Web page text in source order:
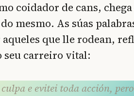
coidador de cans,
mesmo. As súas
que lle rodean,
seu carreiro vital:
e evitei toda acción,